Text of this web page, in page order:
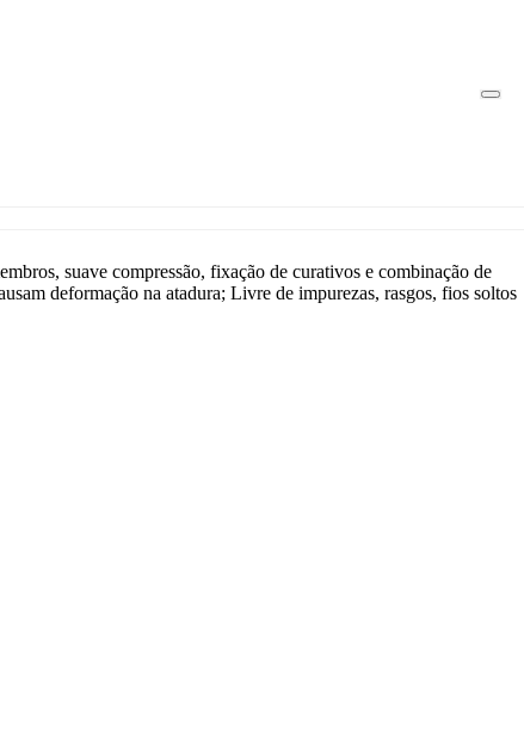
suave compressão, fixação de curativos e combinação de
deformação na atadura; Livre de impurezas, rasgos, fios soltos